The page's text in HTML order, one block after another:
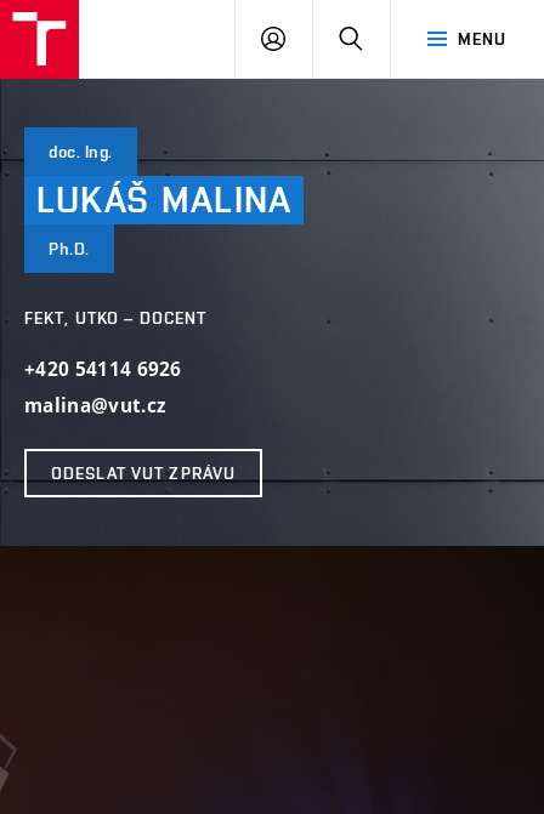
MENU
PŘIHLÁSIT
doc. Ing.
LUKÁŠ MALINA
Ph.D.
FEKT, UTKO – DOCENT
+420 54114 6926
malina@vut.cz
ODESLAT VUT ZPRÁVU